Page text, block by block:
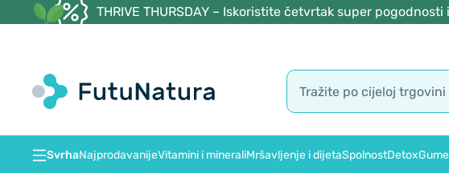
THRIVE THURSDAY – Iskoristite četvrtak super
SvrhaNajprodavanijeVitamini i mineraliMršavljenje i dijetaSpolnostDetox